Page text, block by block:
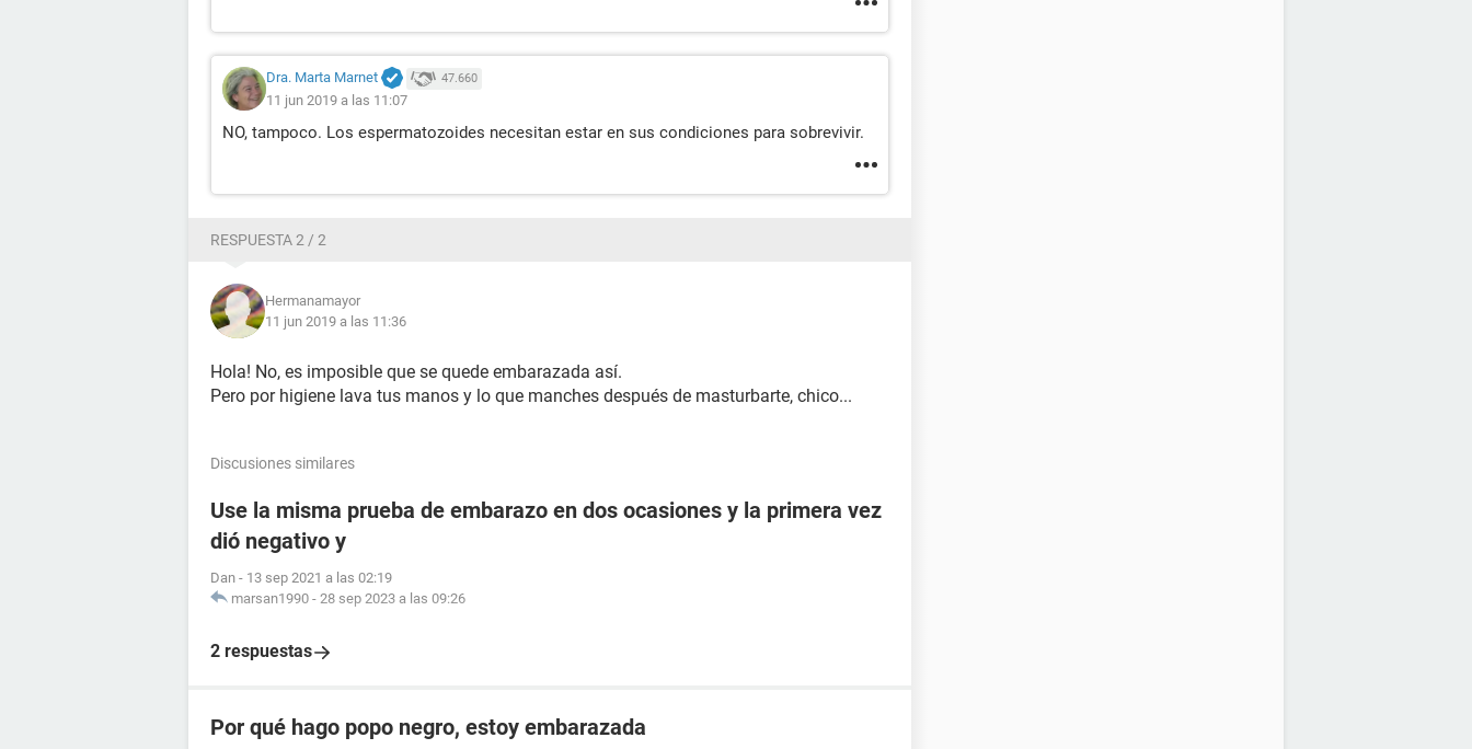
Dra. Marta Marnet 47.660
11 jun 2019 a las 11:07
NO, tampoco. Los espermatozoides necesitan estar en sus condiciones para sobrevivir.
RESPUESTA 2 / 2
Hermanamayor
11 jun 2019 a las 11:36
Hola! No, es imposible que se quede embarazada así.
Pero por higiene lava tus manos y lo que manches después de masturbarte, chico...
Discusiones similares
Use la misma prueba de embarazo en dos ocasiones y la primera vez
dió negativo y
Dan - 13 sep 2021 a las 02:19
marsan1990 - 28 sep 2023 a las 09:26
2 respuestas
Por qué hago popo negro, estoy embarazada